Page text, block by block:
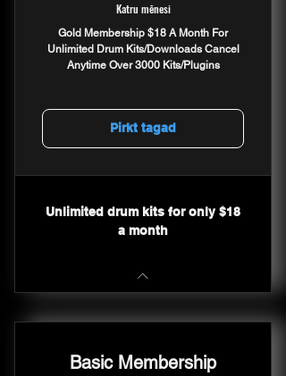
Katru mēnesi
Gold Membership $18 A Month For
Unlimited Drum Kits/Downloads Cancel
Anytime Over 3000 Kits/Plugins
Pirkt tagad
Unlimited drum kits for only $18
a month
Basic Membership